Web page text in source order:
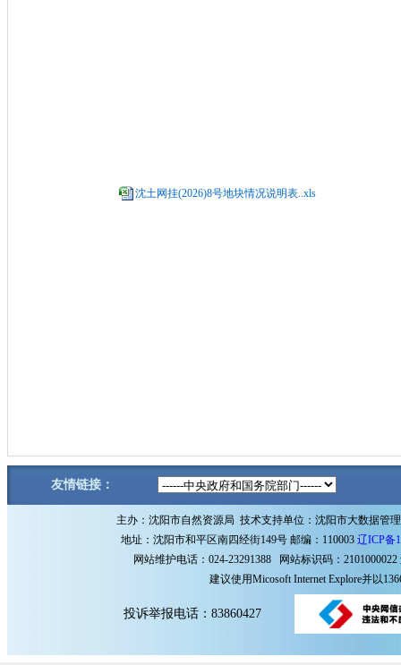
沈土网挂(2026)8号地块情况说明表..xls
友情链接：
主办：沈阳市自然资源局 技术支持单位：沈阳市大数据管
地址：沈阳市和平区南四经街149号 邮编：110003 辽ICP备
网站维护电话：024-23291388 网站标识码：2101000022
建议使用Micosoft Internet Explore并以
投诉举报电话：83860427